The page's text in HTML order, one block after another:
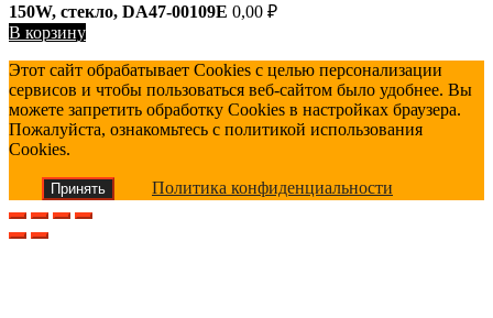
150W, стекло, DA47-00109E 0,00 ₽
В корзину
Этот сайт обрабатывает Cookies с целью персонализации
сервисов и чтобы пользоваться веб-сайтом было удобнее. Вы
можете запретить обработку Cookies в настройках браузера.
Пожалуйста, ознакомьтесь с политикой использования
Cookies.
Принять Политика конфиденциальности